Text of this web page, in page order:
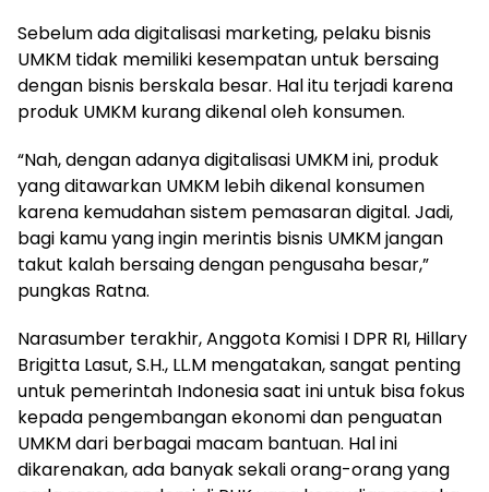
Sebelum ada digitalisasi marketing, pelaku bisnis
UMKM tidak memiliki kesempatan untuk bersaing
dengan bisnis berskala besar. Hal itu terjadi karena
produk UMKM kurang dikenal oleh konsumen.
“Nah, dengan adanya digitalisasi UMKM ini, produk
yang ditawarkan UMKM lebih dikenal konsumen
karena kemudahan sistem pemasaran digital. Jadi,
bagi kamu yang ingin merintis bisnis UMKM jangan
takut kalah bersaing dengan pengusaha besar,”
pungkas Ratna.
Narasumber terakhir, Anggota Komisi I DPR RI, Hillary
Brigitta Lasut, S.H., LL.M mengatakan, sangat penting
untuk pemerintah Indonesia saat ini untuk bisa fokus
kepada pengembangan ekonomi dan penguatan
UMKM dari berbagai macam bantuan. Hal ini
dikarenakan, ada banyak sekali orang-orang yang